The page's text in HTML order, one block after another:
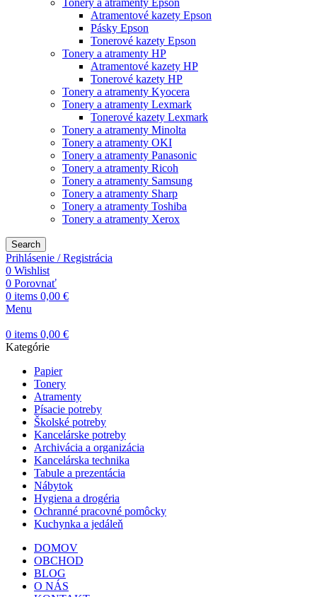
Tonery a atramenty Epson
Atramentové kazety Epson
Pásky Epson
Tonerové kazety Epson
Tonery a atramenty HP
Atramentové kazety HP
Tonerové kazety HP
Tonery a atramenty Kyocera
Tonery a atramenty Lexmark
Tonerové kazety Lexmark
Tonery a atramenty Minolta
Tonery a atramenty OKI
Tonery a atramenty Panasonic
Tonery a atramenty Ricoh
Tonery a atramenty Samsung
Tonery a atramenty Sharp
Tonery a atramenty Toshiba
Tonery a atramenty Xerox
Search
Prihlásenie / Registrácia
0 Wishlist
0 Porovnať
0 items 0,00 €
Menu
0 items 0,00 €
Kategórie
Papier
Tonery
Atramenty
Písacie potreby
Školské potreby
Kancelárske potreby
Archivácia a organizácia
Kancelárska technika
Tabule a prezentácia
Nábytok
Hygiena a drogéria
Ochranné pracovné pomôcky
Kuchynka a jedáleň
DOMOV
OBCHOD
BLOG
O NÁS